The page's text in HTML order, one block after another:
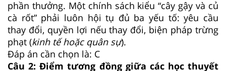
phần thưởng. Một chính sách kiểu “cây gậy và củ
cà rốt” phải luôn hội tụ đủ ba yếu tố: yêu cầu
thay đổi, quyền lợi nếu thay đổi, biện pháp trừng
phạt (kinh tế hoặc quân sự).
Đáp án cần chọn là: C
Câu 2:Điểm tương đồng giữa các học thuyết